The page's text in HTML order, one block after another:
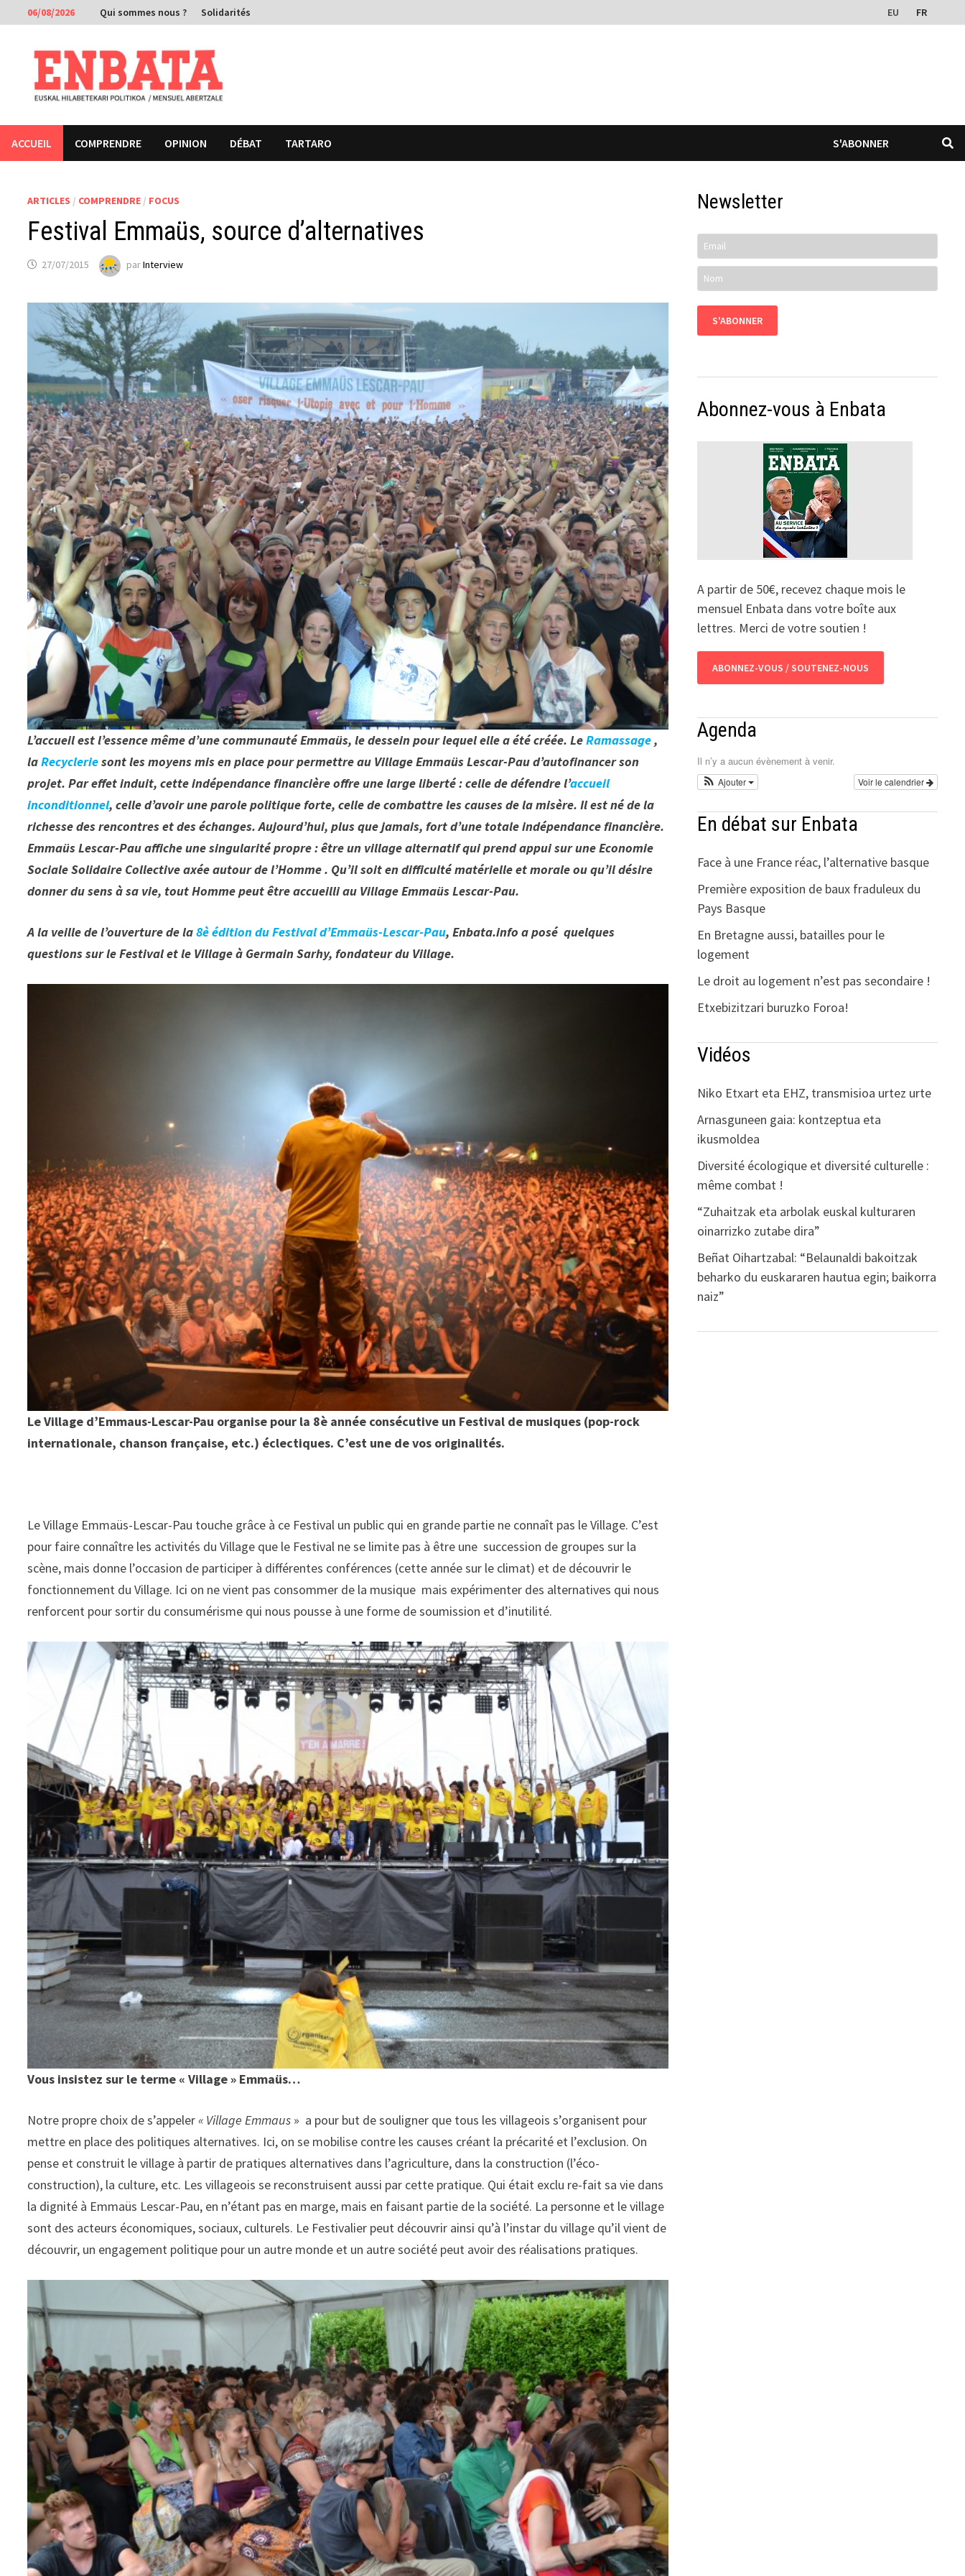
Passer
au
contenu
06/08/2026 Qui sommes nous ? Solidarités EU FR
ACCUEIL COMPRENDRE OPINION DÉBAT TARTARO S'ABONNER
ARTICLES / COMPRENDRE / FOCUS
Festival Emmaüs, source d’alternatives
27/07/2015 parInterview
L’accueil est l’essence même d’une communauté Emmaüs, le dessein pour lequel elle a été créée. LeRamassage,
laRecycleriesont les moyens mis en place pour permettre au Village Emmaüs Lescar-Pau d’autofinancer son
projet. Par effet induit, cette indépendance financière offre une large liberté : celle de défendre l’accueil
inconditionnel, celle d’avoir une parole politique forte, celle de combattre les causes de la misère. Il est né de la
richesse des rencontres et des échanges. Aujourd’hui, plus que jamais, fort d’une totale indépendance financière.
Emmaüs Lescar-Pau affiche une singularité propre : être un village alternatif qui prend appui sur une Economie
Sociale Solidaire Collective axée autour de l’Homme . Qu’il soit en difficulté matérielle et morale ou qu’il désire
donner du sens à sa vie, tout Homme peut être accueilli au Village Emmaüs Lescar-Pau.
A la veille de l’ouverture de la8è édition du Festival d’Emmaüs-Lescar-Pau, Enbata.info a posé quelques
questions sur le Festival et le Village à Germain Sarhy, fondateur du Village.
Le Village d’Emmaus-Lescar-Pau organise pour la 8è année consécutive un Festival de musiques (pop-rock
internationale, chanson française, etc.) éclectiques. C’est une de vos originalités.
Le Village Emmaüs-Lescar-Pau touche grâce à ce Festival un public qui en grande partie ne connaît pas le Village. C’est
pour faire connaître les activités du Village que le Festival ne se limite pas à être une succession de groupes sur la
scène, mais donne l’occasion de participer à différentes conférences (cette année sur le climat) et de découvrir le
fonctionnement du Village. Ici on ne vient pas consommer de la musique mais expérimenter des alternatives qui nous
renforcent pour sortir du consumérisme qui nous pousse à une forme de soumission et d’inutilité.
Vous insistez sur le terme « Village » Emmaüs…
Notre propre choix de s’appeler« Village Emmaus » a pour but de souligner que tous les villageois s’organisent pour
mettre en place des politiques alternatives. Ici, on se mobilise contre les causes créant la précarité et l’exclusion. On
pense et construit le village à partir de pratiques alternatives dans l’agriculture, dans la construction (l’éco-
construction), la culture, etc. Les villageois se reconstruisent aussi par cette pratique. Qui était exclu re-fait sa vie dans
la dignité à Emmaüs Lescar-Pau, en n’étant pas en marge, mais en faisant partie de la société. La personne et le village
sont des acteurs économiques, sociaux, culturels. Le Festivalier peut découvrir ainsi qu’à l’instar du village qu’il vient de
découvrir, un engagement politique pour un autre monde et un autre société peut avoir des réalisations pratiques.
Newsletter
Abonnez-vous à Enbata
A partir de 50€, recevez chaque mois le
mensuel Enbata dans votre boîte aux
lettres. Merci de votre soutien !
ABONNEZ-VOUS / SOUTENEZ-NOUS
Agenda
Il n’y a aucun évènement à venir.
Voir le calendrier
Ajouter
En débat sur Enbata
Face à une France réac, l’alternative basque
Première exposition de baux fraduleux du
Pays Basque
En Bretagne aussi, batailles pour le
logement
Le droit au logement n’est pas secondaire !
Etxebizitzari buruzko Foroa!
Vidéos
Niko Etxart eta EHZ, transmisioa urtez urte
Arnasguneen gaia: kontzeptua eta
ikusmoldea
Diversité écologique et diversité culturelle :
même combat !
“Zuhaitzak eta arbolak euskal kulturaren
oinarrizko zutabe dira”
Beñat Oihartzabal: “Belaunaldi bakoitzak
beharko du euskararen hautua egin; baikorra
naiz”